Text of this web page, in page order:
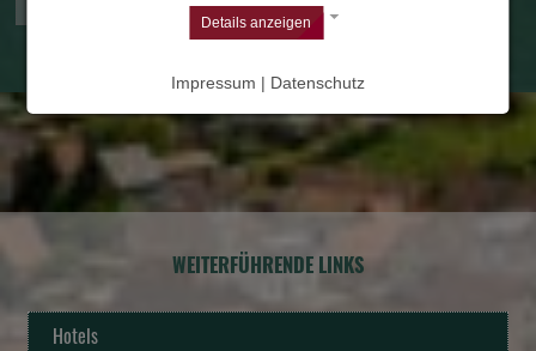
WEITERFÜHRENDE LINKS
Hotels
Details anzeigen
Impressum | Datenschutz